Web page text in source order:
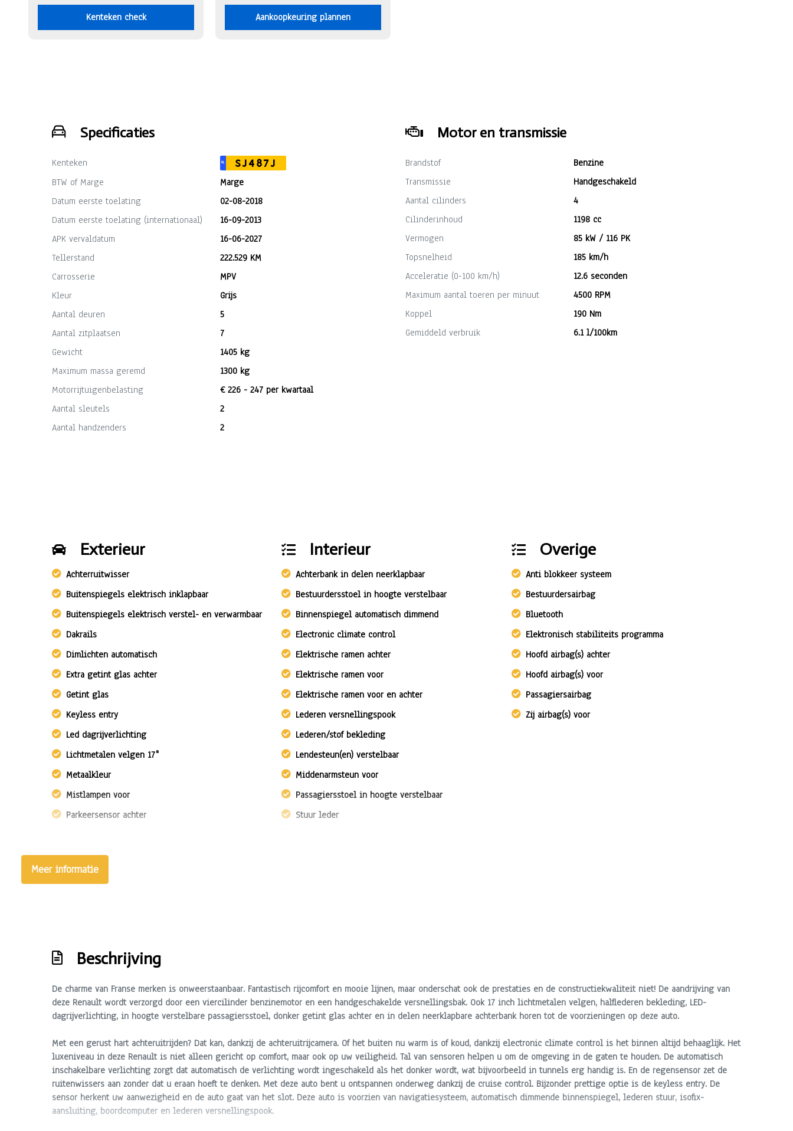
Kenteken check Aankoopkeuring plannen
Specificaties
Kenteken NL
SJ487J
BTW of Marge
Marge
Datum eerste toelating
02-08-2018
Datum eerste toelating (internationaal)
16-09-2013
APK vervaldatum
16-06-2027
Tellerstand
222.529 KM
Carrosserie
MPV
Kleur
Grijs
Aantal deuren
5
Aantal zitplaatsen
7
Gewicht
1405 kg
Maximum massa geremd
1300 kg
Motorrijtuigenbelasting
€ 226 - 247 per kwartaal
Aantal sleutels
2
Aantal handzenders
2
Motor en transmissie
Brandstof
Benzine
Transmissie
Handgeschakeld
Aantal cilinders
4
Cilinderinhoud
1198 cc
Vermogen
85 kW / 116 PK
Topsnelheid
185 km/h
Acceleratie (0-100 km/h)
12.6 seconden
Maximum aantal toeren per minuut
4500 RPM
Koppel
190 Nm
Gemiddeld verbruik
6.1 l/100km
Exterieur
Achterruitwisser
Buitenspiegels elektrisch inklapbaar
Buitenspiegels elektrisch verstel- en verwarmbaar
Dakrails
Dimlichten automatisch
Extra getint glas achter
Getint glas
Keyless entry
Led dagrijverlichting
Lichtmetalen velgen 17"
Metaalkleur
Mistlampen voor
Parkeersensor achter
Parkeersensor voor en achter
Sportvelgen
Interieur
Achterbank in delen neerklapbaar
Bestuurdersstoel in hoogte verstelbaar
Binnenspiegel automatisch dimmend
Electronic climate control
Elektrische ramen achter
Elektrische ramen voor
Elektrische ramen voor en achter
Lederen versnellingspook
Lederen/stof bekleding
Lendesteun(en) verstelbaar
Middenarmsteun voor
Passagiersstoel in hoogte verstelbaar
Stuur leder
Overige
Anti blokkeer systeem
Bestuurdersairbag
Bluetooth
Elektronisch stabiliteits programma
Hoofd airbag(s) achter
Hoofd airbag(s) voor
Passagiersairbag
Zij airbag(s) voor
Meer informatie
Beschrijving
De charme van Franse merken is onweerstaanbaar. Fantastisch rijcomfort en mooie lijnen, maar onderschat ook de prestaties en de constructiekwaliteit niet! De aandrijving van
deze Renault wordt verzorgd door een viercilinder benzinemotor en een handgeschakelde versnellingsbak. Ook 17 inch lichtmetalen velgen, halflederen bekleding, LED-
dagrijverlichting, in hoogte verstelbare passagiersstoel, donker getint glas achter en in delen neerklapbare achterbank horen tot de voorzieningen op deze auto.
Met een gerust hart achteruitrijden? Dat kan, dankzij de achteruitrijcamera. Of het buiten nu warm is of koud, dankzij electronic climate control is het binnen altijd behaaglijk. Het
luxeniveau in deze Renault is niet alleen gericht op comfort, maar ook op uw veiligheid. Tal van sensoren helpen u om de omgeving in de gaten te houden. De automatisch
inschakelbare verlichting zorgt dat automatisch de verlichting wordt ingeschakeld als het donker wordt, wat bijvoorbeeld in tunnels erg handig is. En de regensensor zet de
ruitenwissers aan zonder dat u eraan hoeft te denken. Met deze auto bent u ontspannen onderweg dankzij de cruise control. Bijzonder prettige optie is de keyless entry. De
sensor herkent uw aanwezigheid en de auto gaat van het slot. Deze auto is voorzien van navigatiesysteem, automatisch dimmende binnenspiegel, lederen stuur, isofix-
aansluiting, boordcomputer en lederen versnellingspook.